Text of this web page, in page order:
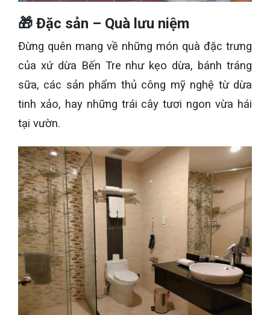
🎁 Đặc sản – Quà lưu niệm
Đừng quên mang về những món quà đặc trưng
của xứ dừa Bến Tre như kẹo dừa, bánh tráng
sữa, các sản phẩm thủ công mỹ nghệ từ dừa
tinh xảo, hay những trái cây tươi ngon vừa hái
tại vườn.